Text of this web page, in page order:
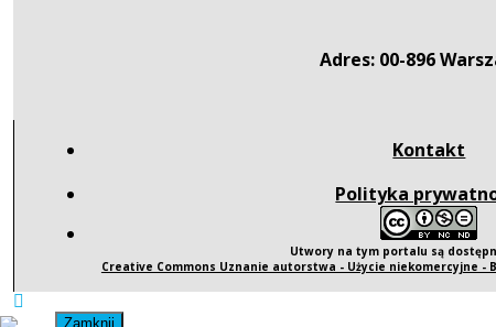
Adres: 00-896
Kontakt
Polityka
Utwory na tym portalu są
Creative Commons Uznanie autorstwa - Użycie niekomercyjne -
Zamknij